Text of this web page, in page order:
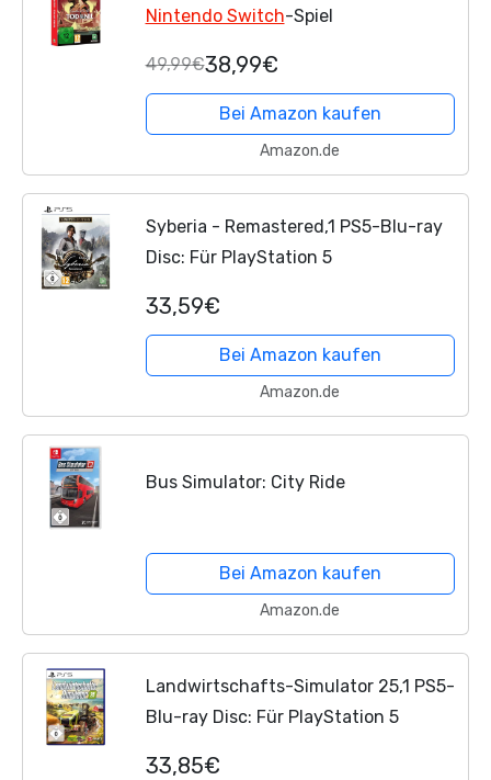
Nintendo Switch-Spiel
49,99€38,99€
Bei Amazon kaufen
Amazon.de
Syberia - Remastered,1 PS5-Blu-ray
Disc: Für PlayStation 5
33,59€
Bei Amazon kaufen
Amazon.de
Bus Simulator: City Ride
Bei Amazon kaufen
Amazon.de
Landwirtschafts-Simulator 25,1 PS5-
Blu-ray Disc: Für PlayStation 5
33,85€